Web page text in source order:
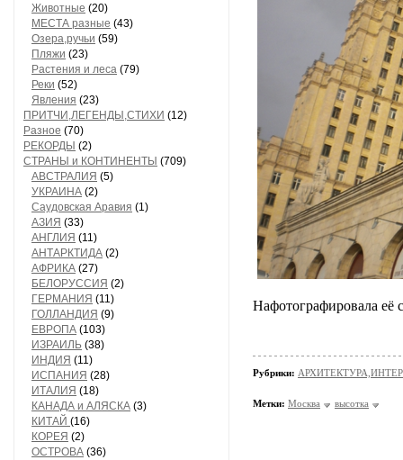
Животные (20)
МЕСТА разные (43)
Озера,ручьи (59)
Пляжи (23)
Растения и леса (79)
Реки (52)
Явления (23)
ПРИТЧИ,ЛЕГЕНДЫ,СТИХИ (12)
Разное (70)
РЕКОРДЫ (2)
СТРАНЫ и КОНТИНЕНТЫ (709)
АВСТРАЛИЯ (5)
УКРАИНА (2)
Саудовская Аравия (1)
АЗИЯ (33)
АНГЛИЯ (11)
АНТАРКТИДА (2)
АФРИКА (27)
БЕЛОРУССИЯ (2)
ГЕРМАНИЯ (11)
ГОЛЛАНДИЯ (9)
ЕВРОПА (103)
ИЗРАИЛЬ (38)
ИНДИЯ (11)
ИСПАНИЯ (28)
ИТАЛИЯ (18)
КАНАДА и АЛЯСКА (3)
КИТАЙ (16)
КОРЕЯ (2)
ОСТРОВА (36)
Нафотографировала её
Рубрики:
Метки: Москва высотка